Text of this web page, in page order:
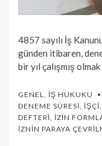
4857 sayılı İş
günden itibaren,
bir yıl çalışmış
GENEL, İŞ HUKUKU
DENEME SÜRESI, İŞÇI,
DEFTERI, İZIN
İZNIN PARAYA